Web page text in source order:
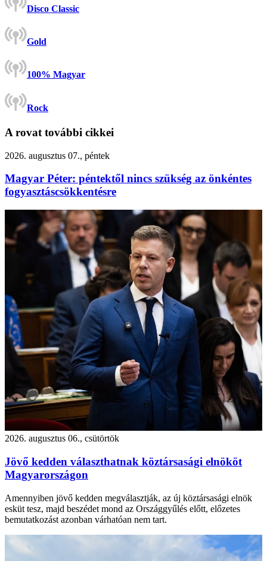
Disco Classic
Gold
100% Magyar
Rock
A rovat további cikkei
2026. augusztus 07., péntek
Magyar Péter: péntektől nincs szükség az önkéntes
fogyasztáscsökkentésre
2026. augusztus 06., csütörtök
Jövő kedden választhatnak köztársasági elnököt
Magyarországon
Amennyiben jövő kedden megválasztják, az új köztársasági elnök
esküt tesz, majd beszédet mond az Országgyűlés előtt, előzetes
bemutatkozást azonban várhatóan nem tart.